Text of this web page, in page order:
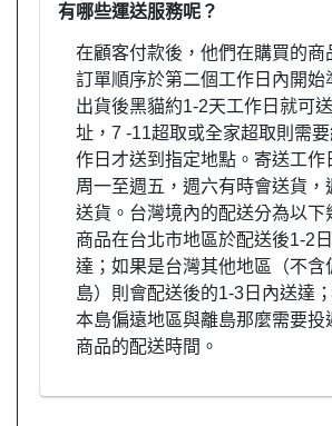
有哪些運送服務呢？
在顧客付款後，他們在購買的商
訂單順序於第二個工作日內開始
出貨後黑貓約1-2天工作日就可
址，7 -11超取或全家超取則需
作日才送到指定地點。寄送工作
周一至週五，週六有時會送貨，
送貨。台灣境內的配送分為以下
商品在台北市地區於配送後1-2
達；如果是台灣其他地區（不含
島）則會配送後的1-3日內送達
本島偏遠地區與離島那麼需要投
商品的配送時間。